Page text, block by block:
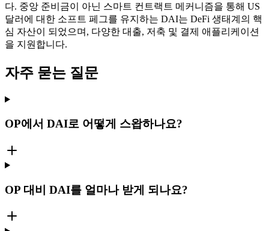
다. 중앙 준비금이 아닌 스마트 컨트랙트 메커니즘을 통해 US
달러에 대한 소프트 페그를 유지하는 DAI는 DeFi 생태계의 핵
심 자산이 되었으며, 다양한 대출, 저축 및 결제 애플리케이션
을 지원합니다.
자주 묻는 질문
OP에서 DAI로 어떻게 스왑하나요?
OP 대비 DAI를 얼마나 받게 되나요?